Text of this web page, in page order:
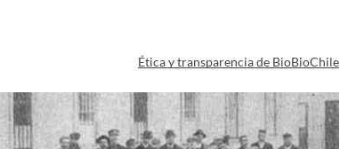
Ética y transparencia de BioBioChile